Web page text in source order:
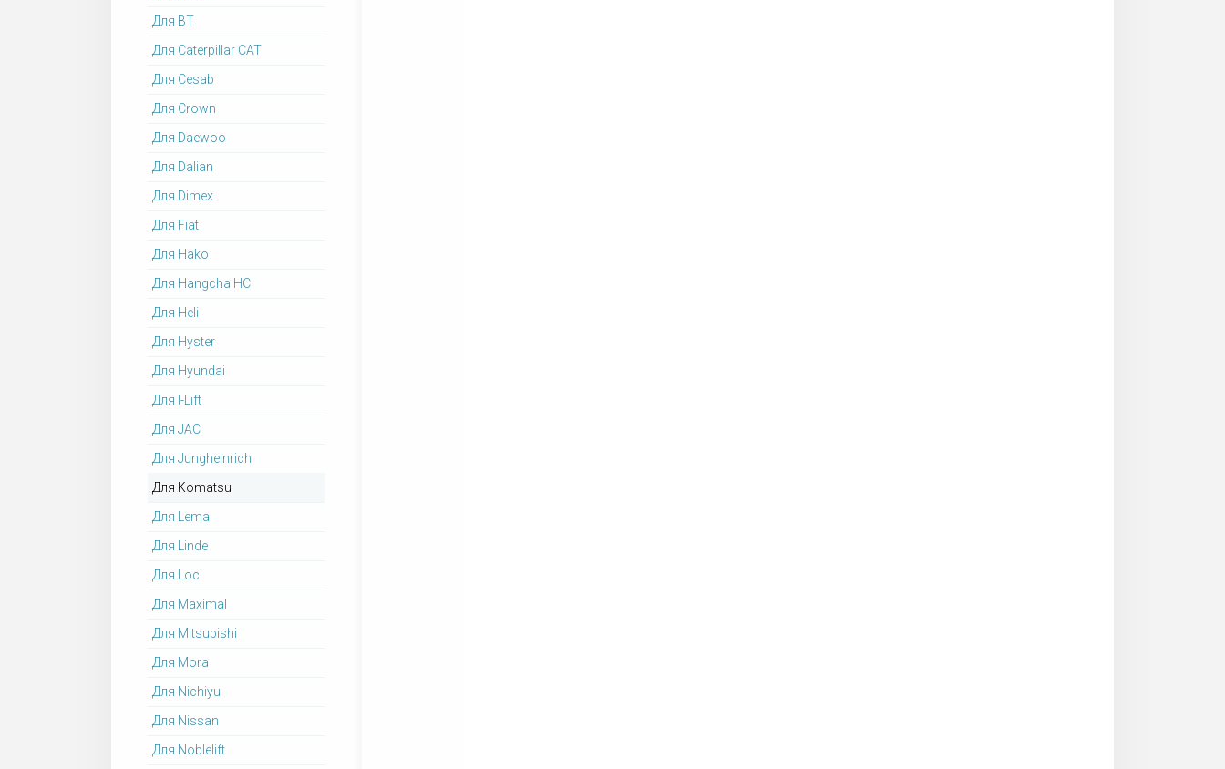
Для BT
Для Caterpillar CAT
Для Cesab
Для Crown
Для Daewoo
Для Dalian
Для Dimex
Для Fiat
Для Hako
Для Hangcha HC
Для Heli
Для Hyster
Для Hyundai
Для I-Lift
Для JAC
Для Jungheinrich
Для Komatsu
Для Lema
Для Linde
Для Loc
Для Maximal
Для Mitsubishi
Для Mora
Для Nichiyu
Для Nissan
Для Noblelift